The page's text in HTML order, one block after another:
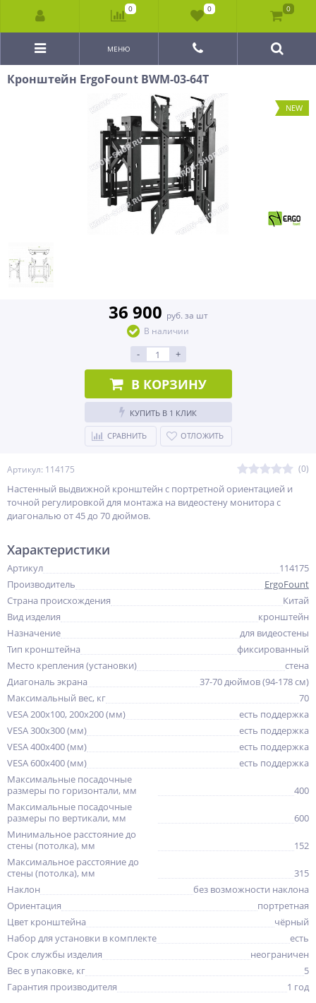
МЕНЮ
Кронштейн ErgoFount BWM-03-64T
NEW
Артикул: 114175 (0)
Настенный выдвижной кронштейн c портретной ориентацией и
точной регулировкой для монтажа на видеостену монитора с
диагональю от 45 до 70 дюймов.
36 900 руб. за шт
В наличии
- +
В КОРЗИНУ
КУПИТЬ В 1 КЛИК
СРАВНИТЬ ОТЛОЖИТЬ
Характеристики
Артикул
114175
Производитель
ErgoFount
Страна происхождения
Китай
Вид изделия
кронштейн
Назначение
для видеостены
Тип кронштейна
фиксированный
Место крепления (установки)
стена
Диагональ экрана
37-70 дюймов (94-178 см)
Максимальный вес, кг
70
VESA 200x100, 200x200 (мм)
есть поддержка
VESA 300x300 (мм)
есть поддержка
VESA 400x400 (мм)
есть поддержка
VESA 600x400 (мм)
есть поддержка
Максимальные посадочные
размеры по горизонтали, мм
400
Максимальные посадочные
размеры по вертикали, мм
600
Минимальное расстояние до
стены (потолка), мм
152
Максимальное расстояние до
стены (потолка), мм
315
Наклон
без возможности наклона
Ориентация
портретная
Цвет кронштейна
чёрный
Набор для установки в комплекте
есть
Срок службы изделия
неограничен
Вес в упаковке, кг
5
Гарантия производителя
1 год
0 0 0